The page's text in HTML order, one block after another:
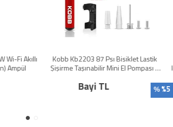
87 Psı Bisiklet Lastik
Mini El Pompası +
Opel Mokka Corsa D
Insignia Vectra C Zafira
Silikon Oto Anahtar
Füme
%%5 TL
Bayi TL